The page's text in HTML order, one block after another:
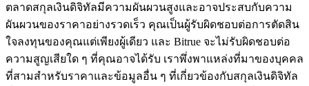
กิจกรรมเพิ่มเติม
ตลาดสกุลเงินดิจิทัลมีความผันผวนสูงและอาจประสบกับความ
ผันผวนของราคาอย่างรวดเร็ว คุณเป็นผู้รับผิดชอบต่อการตัดสิน
ใจลงทุนของคุณแต่เพียงผู้เดียว และ Bitrue จะไม่รับผิดชอบต่อ
ความสูญเสียใด ๆ ที่คุณอาจได้รับ เราพึ่งพาแหล่งที่มาของบุคคล
ที่สามสำหรับราคาและข้อมูลอื่น ๆ ที่เกี่ยวข้องกับสกุลเงินดิจิทัล